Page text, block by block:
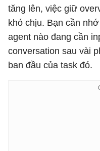
tăng lên, việc giữ
khó chịu. Bạn cần
agent nào đang cần
conversation sau vài
ban đầu của task đó.